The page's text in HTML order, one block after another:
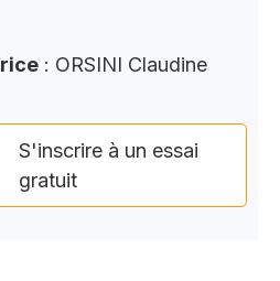
: ORSINI Claudine
S'inscrire à un essai
gratuit